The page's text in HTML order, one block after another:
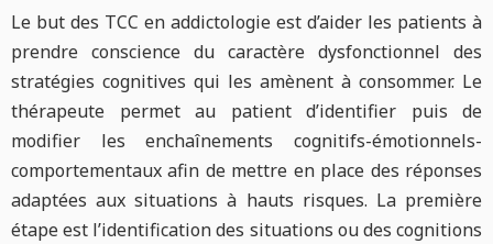
Le but des TCC en addictologie est d’aider les patients à
prendre conscience du caractère dysfonctionnel des
stratégies cognitives qui les amènent à consommer. Le
thérapeute permet au patient d’identifier puis de
modifier les enchaînements cognitifs-émotionnels-
comportementaux afin de mettre en place des réponses
adaptées aux situations à hauts risques. La première
étape est l’identification des situations ou des cognitions